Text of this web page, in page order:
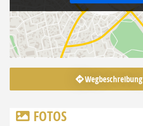
Wegbeschreibung
FOTOS